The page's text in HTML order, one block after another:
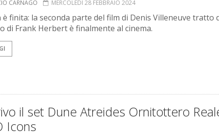
CARNAGO MERCOLEDÌ 28 FEBBRAIO 2024
è finita: la seconda parte del film di Denis Villeneuve tratto
di Frank Herbert è finalmente al cinema.
il set Dune Atreides Ornitottero
Icons